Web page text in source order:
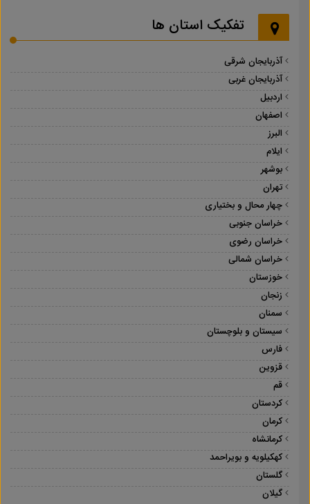
تفکیک استان ها
آذربایجان شرقی
آذربایجان غربی
اردبیل
اصفهان
البرز
ایلام
بوشهر
تهران
چهار محال و بختیاری
خراسان جنوبی
خراسان رضوی
خراسان شمالی
خوزستان
زنجان
سمنان
سیستان و بلوچستان
فارس
قزوین
قم
کردستان
کرمان
کرمانشاه
کهکیلویه و بویراحمد
گلستان
گیلان